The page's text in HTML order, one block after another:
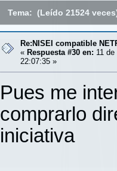
Tema: (Leído 21524
Re:NISEI compatible
« Respuesta #30 en: 11
22:07:35 »
Pues me
comprarlo
iniciativa